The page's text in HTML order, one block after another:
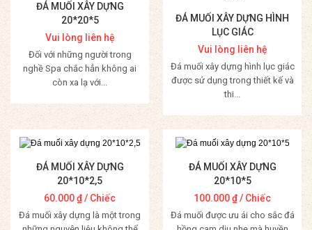
ĐÁ MUỐI XÂY DỰNG
20*20*5
Vui lòng liên hệ
Đối với những người trong
nghề Spa chắc hẳn không ai
còn xa lạ với...
Mua Hàng
ĐÁ MUỐI XÂY DỰNG HÌNH
LỤC GIÁC
Vui lòng liên hệ
Đá muối xây dựng hình lục giác
được sử dụng trong thiết kế và
thi...
Mua Hàng
ĐÁ MUỐI XÂY DỰNG
20*10*2,5
60.000₫/ Chiếc
Đá muối xây dựng là một trong
ĐÁ MUỐI XÂY DỰNG
20*10*5
100.000₫/ Chiếc
Đá muối được ưu ái cho sắc đá